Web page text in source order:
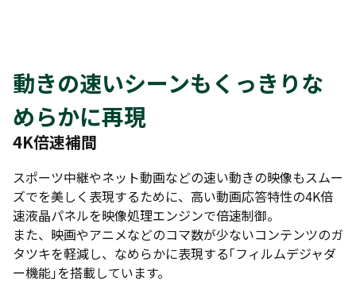
動きの速いシーンもくっきりな
めらかに再現
4K倍速補間
スポーツ中継やネット動画などの速い動きの映像もスムー
ズでを美しく表現するために、高い動画応答特性の4K倍
速液晶パネルを映像処理エンジンで倍速制御。
また、映画やアニメなどのコマ数が少ないコンテンツのガ
タツキを軽減し、なめらかに表現する｢フィルムデジャダ
ー機能｣を搭載しています。